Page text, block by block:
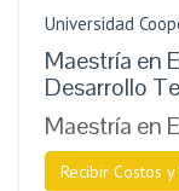
Universidad
Maestría en
Desarrollo
Maestría en
Recibir Costos